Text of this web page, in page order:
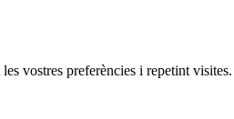
vostres preferències i repetint